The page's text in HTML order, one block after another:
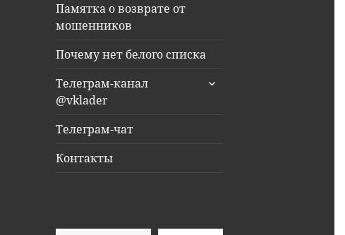
Памятка о возврате от
мошенников
Почему нет белого списка
Телеграм-канал
@vklader
раскрыть
Телеграм-чат
Контакты